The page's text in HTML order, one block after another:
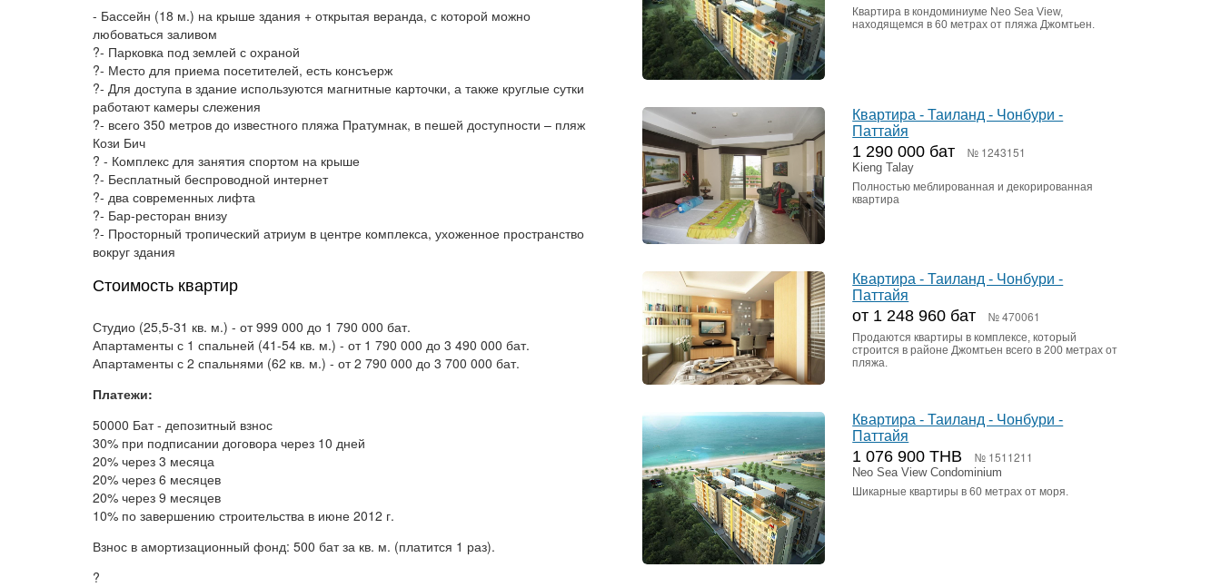
- Бассейн (18 м.) на крыше здания + открытая веранда, с которой можно
любоваться заливом
?- Парковка под землей с охраной
?- Место для приема посетителей, есть консъерж
?- Для доступа в здание используются магнитные карточки, а также круглые сутки
работают камеры слежения
?- всего 350 метров до известного пляжа Пратумнак, в пешей доступности – пляж
Кози Бич
? - Комплекс для занятия спортом на крыше
?- Бесплатный беспроводной интернет
?- два современных лифта
?- Бар-ресторан внизу
?- Просторный тропический атриум в центре комплекса, ухоженное пространство
вокруг здания
Стоимость квартир
Студио (25,5-31 кв. м.) - от 999 000 до 1 790 000 бат.
Апартаменты с 1 спальней (41-54 кв. м.) - от 1 790 000 до 3 490 000 бат.
Апартаменты с 2 спальнями (62 кв. м.) - от 2 790 000 до 3 700 000 бат.
Платежи:
50000 Бат - депозитный взнос
30% при подписании договора через 10 дней
20% через 3 месяца
20% через 6 месяцев
20% через 9 месяцев
10% по завершению строительства в июне 2012 г.
Взнос в амортизационный фонд: 500 бат за кв. м. (платится 1 раз).
?
Квартира в кондоминиуме Neo Sea View,
находящемся в 60 метрах от пляжа Джомтьен.
Квартира - Таиланд - Чонбури -
Паттайя
1 290 000 бат № 1243151
Kieng Talay
Полностью меблированная и декорированная
квартира
Квартира - Таиланд - Чонбури -
Паттайя
от 1 248 960 бат № 470061
Продаются квартиры в комплексе, который
строится в районе Джомтьен всего в 200 метрах от
пляжа.
Квартира - Таиланд - Чонбури -
Паттайя
1 076 900 THB № 1511211
Neo Sea View Condominium
Шикарные квартиры в 60 метрах от моря.